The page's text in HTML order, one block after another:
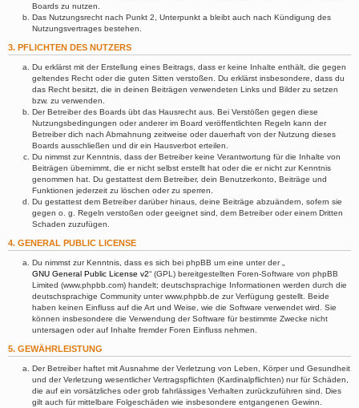
Boards zu nutzen.
Das Nutzungsrecht nach Punkt 2, Unterpunkt a bleibt auch nach Kündigung des
Nutzungsvertrages bestehen.
3. PFLICHTEN DES NUTZERS
Du erklärst mit der Erstellung eines Beitrags, dass er keine Inhalte enthält, die gegen
geltendes Recht oder die guten Sitten verstoßen. Du erklärst insbesondere, dass du
das Recht besitzt, die in deinen Beiträgen verwendeten Links und Bilder zu setzen
bzw. zu verwenden.
Der Betreiber des Boards übt das Hausrecht aus. Bei Verstößen gegen diese
Nutzungsbedingungen oder anderer im Board veröffentlichten Regeln kann der
Betreiber dich nach Abmahnung zeitweise oder dauerhaft von der Nutzung dieses
Boards ausschließen und dir ein Hausverbot erteilen.
Du nimmst zur Kenntnis, dass der Betreiber keine Verantwortung für die Inhalte von
Beiträgen übernimmt, die er nicht selbst erstellt hat oder die er nicht zur Kenntnis
genommen hat. Du gestattest dem Betreiber, dein Benutzerkonto, Beiträge und
Funktionen jederzeit zu löschen oder zu sperren.
Du gestattest dem Betreiber darüber hinaus, deine Beiträge abzuändern, sofern sie
gegen o. g. Regeln verstoßen oder geeignet sind, dem Betreiber oder einem Dritten
Schaden zuzufügen.
4. GENERAL PUBLIC LICENSE
Du nimmst zur Kenntnis, dass es sich bei phpBB um eine unter der „
GNU General Public License v2“ (GPL) bereitgestellten Foren-Software von phpBB
Limited (www.phpbb.com) handelt; deutschsprachige Informationen werden durch die
deutschsprachige Community unter www.phpbb.de zur Verfügung gestellt. Beide
haben keinen Einfluss auf die Art und Weise, wie die Software verwendet wird. Sie
können insbesondere die Verwendung der Software für bestimmte Zwecke nicht
untersagen oder auf Inhalte fremder Foren Einfluss nehmen.
5. GEWÄHRLEISTUNG
Der Betreiber haftet mit Ausnahme der Verletzung von Leben, Körper und Gesundheit
und der Verletzung wesentlicher Vertragspflichten (Kardinalpflichten) nur für Schäden,
die auf ein vorsätzliches oder grob fahrlässiges Verhalten zurückzuführen sind. Dies
gilt auch für mittelbare Folgeschäden wie insbesondere entgangenen Gewinn.